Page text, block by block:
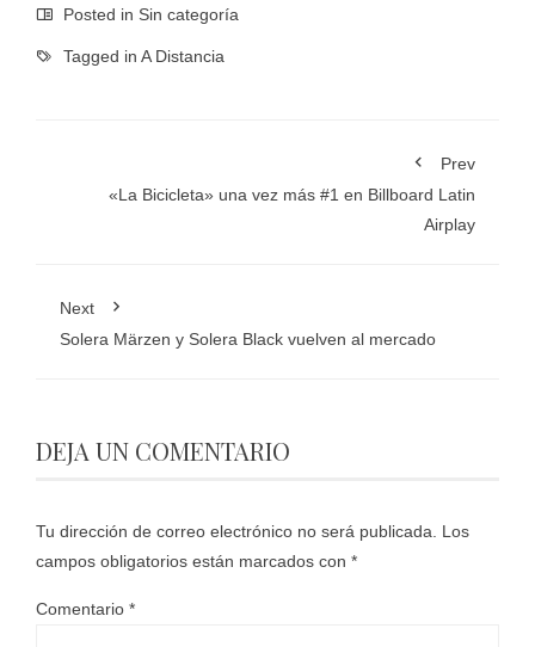
Posted in Sin categoría
Tagged in A Distancia
Prev
«La Bicicleta» una vez más #1 en Billboard Latin
Airplay
Next
Solera Märzen y Solera Black vuelven al mercado
DEJA UN COMENTARIO
Tu dirección de correo electrónico no será publicada.
Los
campos obligatorios están marcados con *
Comentario *